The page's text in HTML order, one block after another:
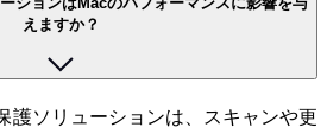
えますか？
護ソリューションは、スキャンや更